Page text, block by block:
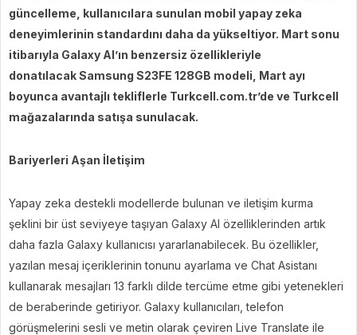
güncelleme, kullanıcılara sunulan mobil yapay zeka
deneyimlerinin standardını daha da yükseltiyor. Mart sonu
itibarıyla Galaxy AI’ın benzersiz özellikleriyle
donatılacak Samsung S23FE 128GB modeli, Mart ayı
boyunca avantajlı tekliflerle Turkcell.com.tr’de ve Turkcell
mağazalarında satışa sunulacak.
Bariyerleri Aşan İletişim
Yapay zeka destekli modellerde bulunan ve iletişim kurma
şeklini bir üst seviyeye taşıyan Galaxy AI özelliklerinden artık
daha fazla Galaxy kullanıcısı yararlanabilecek. Bu özellikler,
yazılan mesaj içeriklerinin tonunu ayarlama ve Chat Asistanı
kullanarak mesajları 13 farklı dilde tercüme etme gibi yetenekleri
de beraberinde getiriyor. Galaxy kullanıcıları, telefon
görüşmelerini sesli ve metin olarak çeviren Live Translate ile